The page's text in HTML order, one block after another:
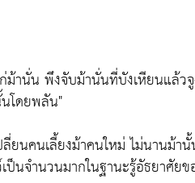
านั่น พึงจับม้านั่นที่บังเหียนแล้ว
โดยพลัน"
ยนคนเลี้ยงม้าคนใหม่ ไม่นานม้า
ป็นจำนวนมากในฐานะรู้อัธยาศัย